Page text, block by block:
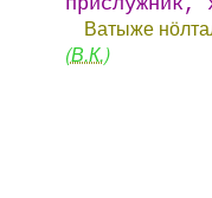
Ватыже
(В.К.)